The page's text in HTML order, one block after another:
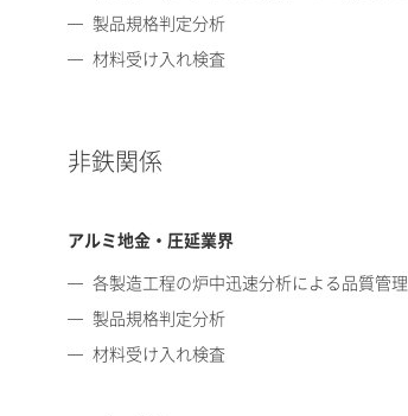
製品規格判定分析
材料受け入れ検査
非鉄関係
アルミ地金・圧延業界
各製造工程の炉中迅速分析による品質管理
製品規格判定分析
材料受け入れ検査